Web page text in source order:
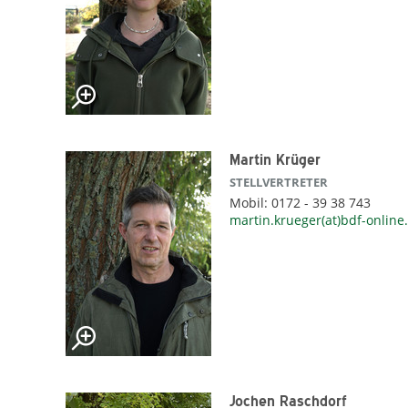
Martin Krüger
STELLVERTRETER
Mobil: 0172 - 39 38 743
martin.krueger(at)bdf-
Jochen Raschdorf